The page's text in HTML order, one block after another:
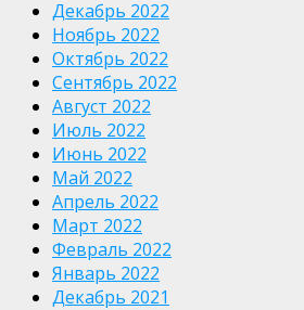
Декабрь 2022
Ноябрь 2022
Октябрь 2022
Сентябрь 2022
Август 2022
Июль 2022
Июнь 2022
Май 2022
Апрель 2022
Март 2022
Февраль 2022
Январь 2022
Декабрь 2021